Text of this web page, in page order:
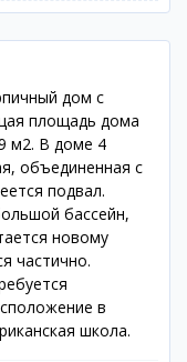
дом с
площадь дома
м2. В доме 4
объединенная с
подвал.
бассейн,
новому
частично.
в
школа.